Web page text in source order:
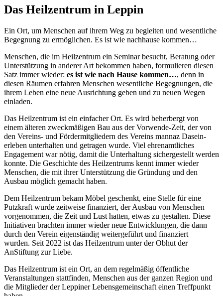
Das Heilzentrum in Leppin
Ein Ort, um Menschen auf ihrem Weg zu begleiten und wesentliche
Begegnung zu ermöglichen. Es ist wie nachhause kommen…
Menschen, die im Heilzentrum ein Seminar besucht, Beratung oder
Unterstützung in anderer Art bekommen haben, formulieren diesen
Satz immer wieder: es ist wie nach Hause kommen…, denn in
diesen Räumen erfahren Menschen wesentliche Begegnungen, die
ihrem Leben eine neue Ausrichtung geben und zu neuen Wegen
einladen.
Das Heilzentrum ist ein einfacher Ort. Es wird beherbergt von
einem älteren zweckmäßigen Bau aus der Vorwende-Zeit, der von
den Vereins- und Fördermitgliedern des Vereins mannaz Dasein-
erleben unterhalten und getragen wurde. Viel ehrenamtliches
Engagement war nötig, damit die Unterhaltung sichergestellt werden
konnte. Die Geschichte des Heilzentrums kennt immer wieder
Menschen, die mit ihrer Unterstützung die Gründung und den
Ausbau möglich gemacht haben.
Dem Heilzentrum bekam Möbel geschenkt, eine Stelle für eine
Putzkraft wurde zeitweise finanziert, der Ausbau von Menschen
vorgenommen, die Zeit und Lust hatten, etwas zu gestalten. Diese
Initiativen brachten immer wieder neue Entwicklungen, die dann
durch den Verein eigenständig weitergeführt und finanziert
wurden. Seit 2022 ist das Heilzentrum unter der Obhut der
AnStiftung zur Liebe.
Das Heilzentrum ist ein Ort, an dem regelmäßig öffentliche
Veranstaltungen stattfinden, Menschen aus der ganzen Region und
die Mitglieder der Leppiner Lebensgemeinschaft einen Treffpunkt